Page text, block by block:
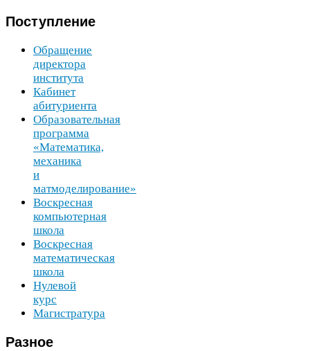
Поступление
Обращение
директора
института
Кабинет
абитуриента
Образовательная
программа
«Математика,
механика
и
матмоделирование»
Воскресная
компьютерная
школа
Воскресная
математическая
школа
Нулевой
курс
Магистратура
Разное